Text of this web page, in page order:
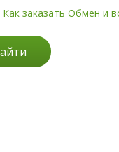
Как заказать Обмен и